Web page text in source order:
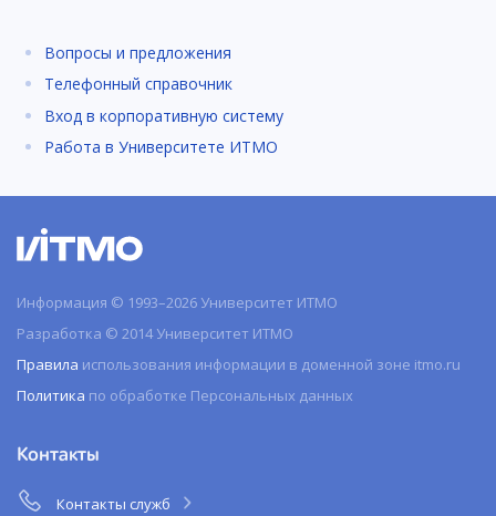
Вопросы и предложения
Телефонный справочник
Вход в корпоративную систему
Работа в Университете ИТМО
Информация © 1993–2026 Университет ИТМО
Разработка © 2014 Университет ИТМО
Правила использования информации в доменной зоне itmo.ru
Политика по обработке Персональных данных
Контакты
Контакты служб